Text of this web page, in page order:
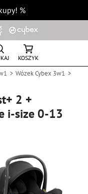
%
KOSZYK
Wózek Cybex 3w1
2 +
i-size 0-13